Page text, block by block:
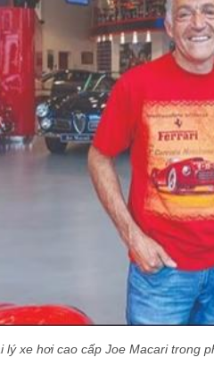
lý xe hơi cao cấp Joe Macari trong